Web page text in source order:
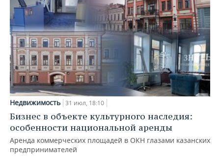
Недвижимость 31 июл, 18:10
Бизнес в объекте культурного наследия:
особенности национальной аренды
Аренда коммерческих площадей в ОКН глазами казанских
предпринимателей